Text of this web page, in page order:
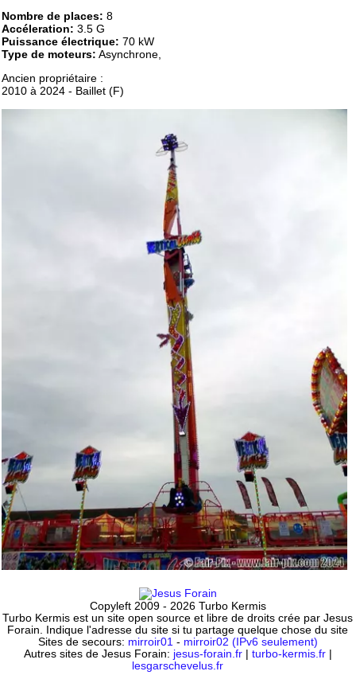
Nombre de places: 8
Accéleration: 3.5 G
Puissance électrique: 70 kW
Type de moteurs: Asynchrone,
Ancien propriétaire :
2010 à 2024 - Baillet (F)
Copyleft 2009 - 2026 Turbo Kermis
Turbo Kermis est un site open source et libre de droits crée par Jesus
Forain. Indique l'adresse du site si tu partage quelque chose du site
Sites de secours: mirroir01- mirroir02 (IPv6 seulement)
Autres sites de Jesus Forain: jesus-forain.fr| turbo-kermis.fr|
lesgarschevelus.fr